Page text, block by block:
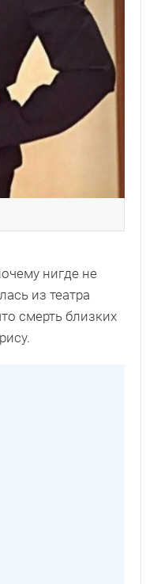
нигде не
из театра
смерть близких